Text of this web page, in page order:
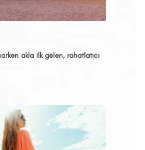
akla ilk gelen, rahatlatıcı